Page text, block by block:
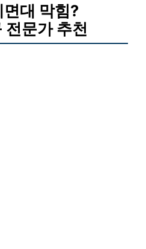
대 막힘?
문가 추천